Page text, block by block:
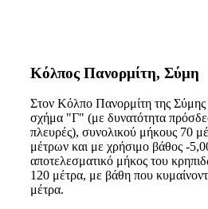
Κόλπος Πανορμίτη, Σύμη
Στον Κόλπο Πανορμίτη της Σύμης
σχήμα "Γ" (με δυνατότητα
πλευρές), συνολικού μήκους 70
μέτρων και με χρήσιμο βάθος -
αποτελεσματικό μήκος του
120 μέτρα, με βάθη που
μέτρα.